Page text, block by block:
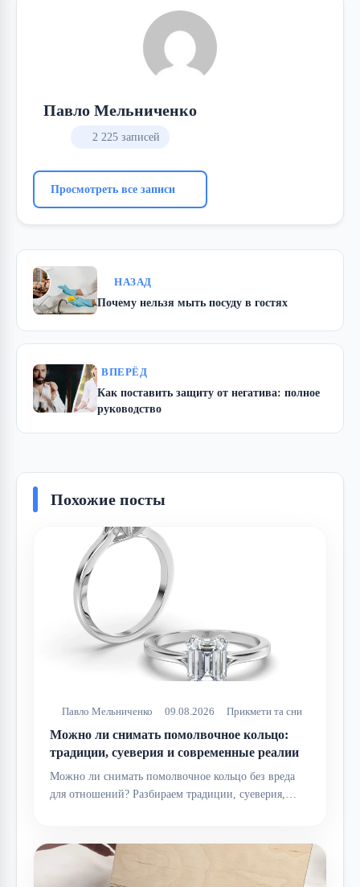
Павло Мельниченко
2 225 записей
Просмотреть все записи
НАЗАД
Почему нельзя мыть посуду в гостях
ВПЕРЁД
Как поставить защиту от негатива: полное
руководство
Похожие посты
Павло Мельниченко 09.08.2026 Прикмети та сни
Можно ли снимать помолвочное кольцо:
традиции, суеверия и современные реалии
Можно ли снимать помолвочное кольцо без вреда
для отношений? Разбираем традиции, суеверия,…